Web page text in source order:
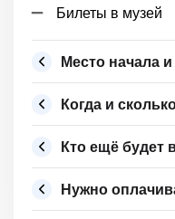
Билеты в музей
Место начала
Когда и
Кто ещё будет
Нужно